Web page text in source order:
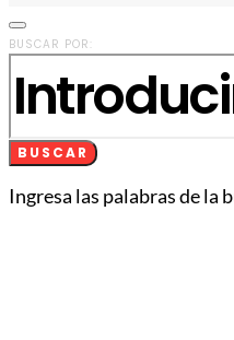
BUSCAR POR:
BUSCAR
Ingresa las palabras de la